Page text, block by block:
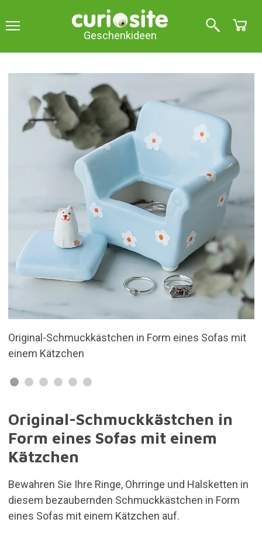
Geschenkideen
Sofas mit Hergestellt aus Keramik
Original-Schmuckkästchen in
Form eines Sofas mit einem
Kätzchen
Bewahren Sie Ihre Ringe, Ohrringe und Halsketten in
diesem bezaubernden Schmuckkästchen in Form
eines Sofas mit einem Kätzchen auf.